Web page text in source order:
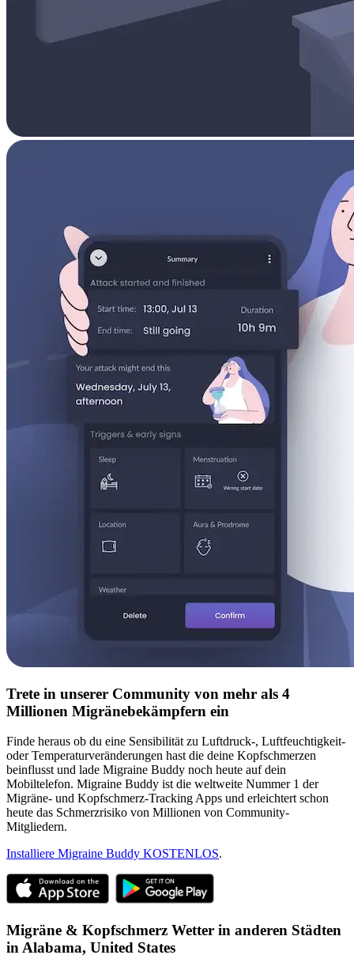
Trete in unserer Community von mehr als 4
Millionen Migränebekämpfern ein
Finde heraus ob du eine Sensibilität zu Luftdruck-, Luftfeuchtigkeit-
oder Temperaturveränderungen hast die deine Kopfschmerzen
beinflusst und lade Migraine Buddy noch heute auf dein
Mobiltelefon. Migraine Buddy ist die weltweite Nummer 1 der
Migräne- und Kopfschmerz-Tracking Apps und erleichtert schon
heute das Schmerzrisiko von Millionen von Community-
Mitgliedern.
Installiere Migraine Buddy KOSTENLOS.
Migräne & Kopfschmerz Wetter in anderen Städten
in Alabama, United States